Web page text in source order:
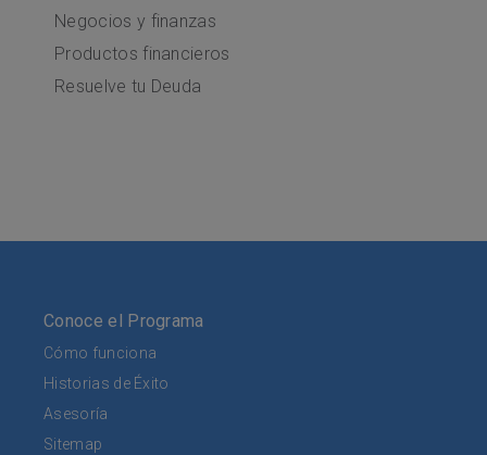
Negocios y finanzas
Productos financieros
Resuelve tu Deuda
Conoce el Programa
Cómo funciona
Historias de Éxito
Asesoría
Sitemap